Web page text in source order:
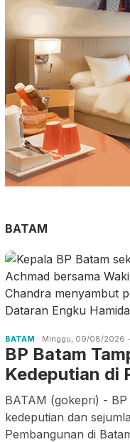
BATAM
BATAM Minggu, 09/08/2026 -
BP Batam
Kedeputian di
BATAM (gokepri) -
kedeputian dan
Pembangunan di